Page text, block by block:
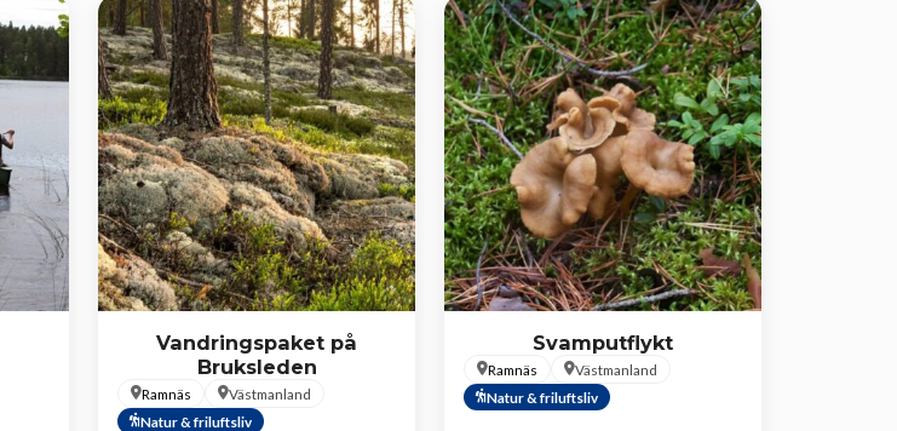
Vandringspaket på
Bruksleden
Ramnäs
Västmanland
Natur & friluftsliv
Svamputflykt
Ramnäs
Västmanland
Natur & friluftsliv